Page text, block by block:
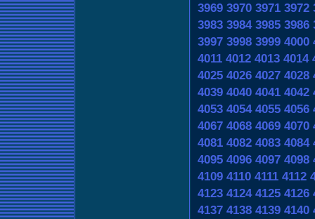
3969 3970 3971 3972
3983 3984 3985 3986
3997 3998 3999 4000
4011 4012 4013 4014
4025 4026 4027 4028
4039 4040 4041 4042
4053 4054 4055 4056
4067 4068 4069 4070
4081 4082 4083 4084
4095 4096 4097 4098
4109 4110 4111 4112
4123 4124 4125 4126
4137 4138 4139 4140